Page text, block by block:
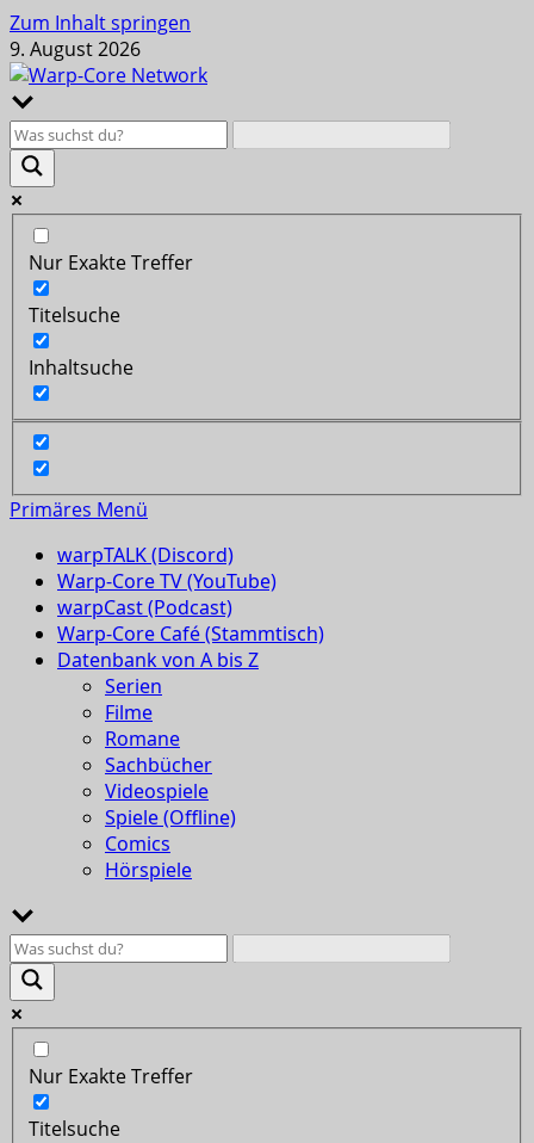
Zum Inhalt springen
9. August 2026
Nur Exakte Treffer
Titelsuche
Inhaltsuche
Primäres Menü
warpTALK (Discord)
Warp-Core TV (YouTube)
warpCast (Podcast)
Warp-Core Café (Stammtisch)
Datenbank von A bis Z
Serien
Filme
Romane
Sachbücher
Videospiele
Spiele (Offline)
Comics
Hörspiele
Nur Exakte Treffer
Titelsuche